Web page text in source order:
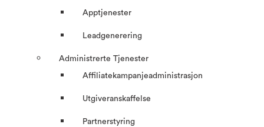
Apptjenester
Leadgenerering
Administrerte Tjenester
Affiliatekampanjeadministrasjon
Utgiveranskaffelse
Partnerstyring